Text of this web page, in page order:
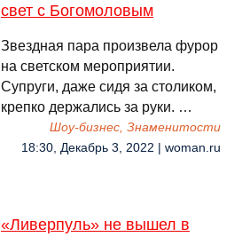
свет с Богомоловым
Звездная пара произвела фурор
на светском мероприятии.
Супруги, даже сидя за столиком,
крепко держались за руки. …
Шоу-бизнес, Знаменитости
18:30, Декабрь 3, 2022 | woman.ru
«Ливерпуль» не вышел в